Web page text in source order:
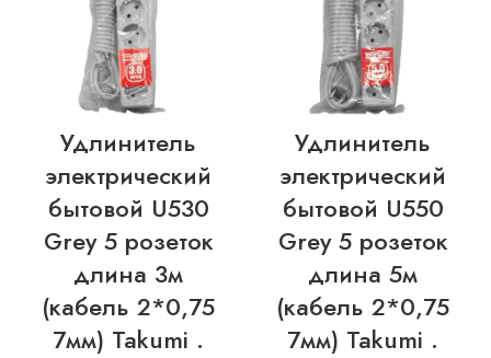
Удлинитель
электрический
бытовой U530
Grey 5 розеток
длина 3м
(кабель 2*0,75
7мм) Takumi .
Удлинитель
электрический
бытовой U550
Grey 5 розеток
длина 5м
(кабель 2*0,75
7мм) Takumi .